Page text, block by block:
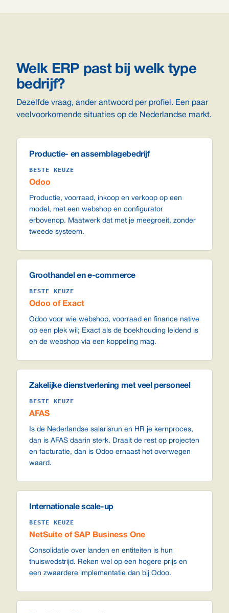
Welk ERP past bij welk type
bedrijf?
Dezelfde vraag, ander antwoord per profiel. Een paar
veelvoorkomende situaties op de Nederlandse markt.
Productie- en assemblagebedrijf
BESTE KEUZE
Odoo
Productie, voorraad, inkoop en verkoop op een
model, met een webshop en configurator
erbovenop. Maatwerk dat met je meegroeit, zonder
tweede systeem.
Groothandel en e-commerce
BESTE KEUZE
Odoo of Exact
Odoo voor wie webshop, voorraad en finance native
op een plek wil; Exact als de boekhouding leidend is
en de webshop via een koppeling mag.
Zakelijke dienstverlening met veel personeel
BESTE KEUZE
AFAS
Is de Nederlandse salarisrun en HR je kernproces,
dan is AFAS daarin sterk. Draait de rest op projecten
en facturatie, dan is Odoo ernaast het overwegen
waard.
Internationale scale-up
BESTE KEUZE
NetSuite of SAP Business One
Consolidatie over landen en entiteiten is hun
thuiswedstrijd. Reken wel op een hogere prijs en
een zwaardere implementatie dan bij Odoo.